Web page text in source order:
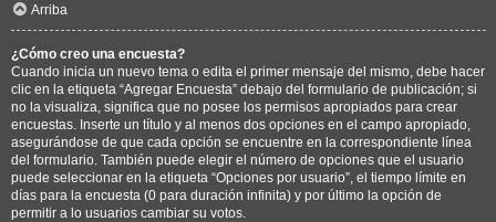
Arriba
¿Cómo creo una encuesta?
Cuando inicia un nuevo tema o edita el primer mensaje del mismo, debe hacer
clic en la etiqueta “Agregar Encuesta” debajo del formulario de publicación; si
no la visualiza, significa que no posee los permisos apropiados para crear
encuestas. Inserte un título y al menos dos opciones en el campo apropiado,
asegurándose de que cada opción se encuentre en la correspondiente línea
del formulario. También puede elegir el número de opciones que el usuario
puede seleccionar en la etiqueta “Opciones por usuario”, el tiempo límite en
días para la encuesta (0 para duración infinita) y por último la opción de
permitir a lo usuarios cambiar su votos.